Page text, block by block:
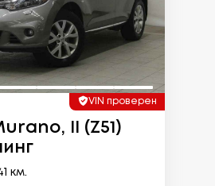
VIN проверен
II (Z51)
км.